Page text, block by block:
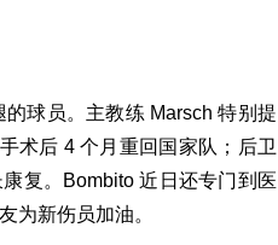
球员。主教练 Marsch 特别提
术后 4 个月重回国家队；后卫
复。Bombito 近日还专门到医
为新伤员加油。